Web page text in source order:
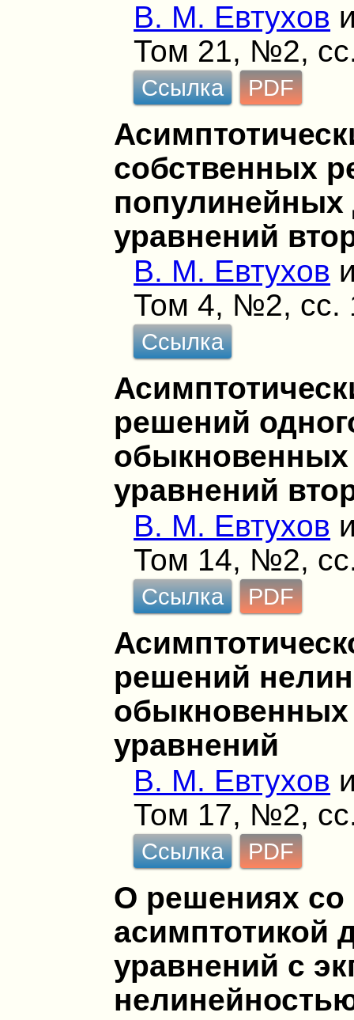
В. М. Евтухов
Том 21, №2,
Ссылка PDF
собственных
уравнений
В. М. Евтухов
Том 4, №2, сс.
Ссылка
решений
уравнений
В. М. Евтухов
Том 14, №2,
Ссылка PDF
решений
уравнений
В. М. Евтухов
Том 17, №2,
Ссылка PDF
О решениях со
уравнений с